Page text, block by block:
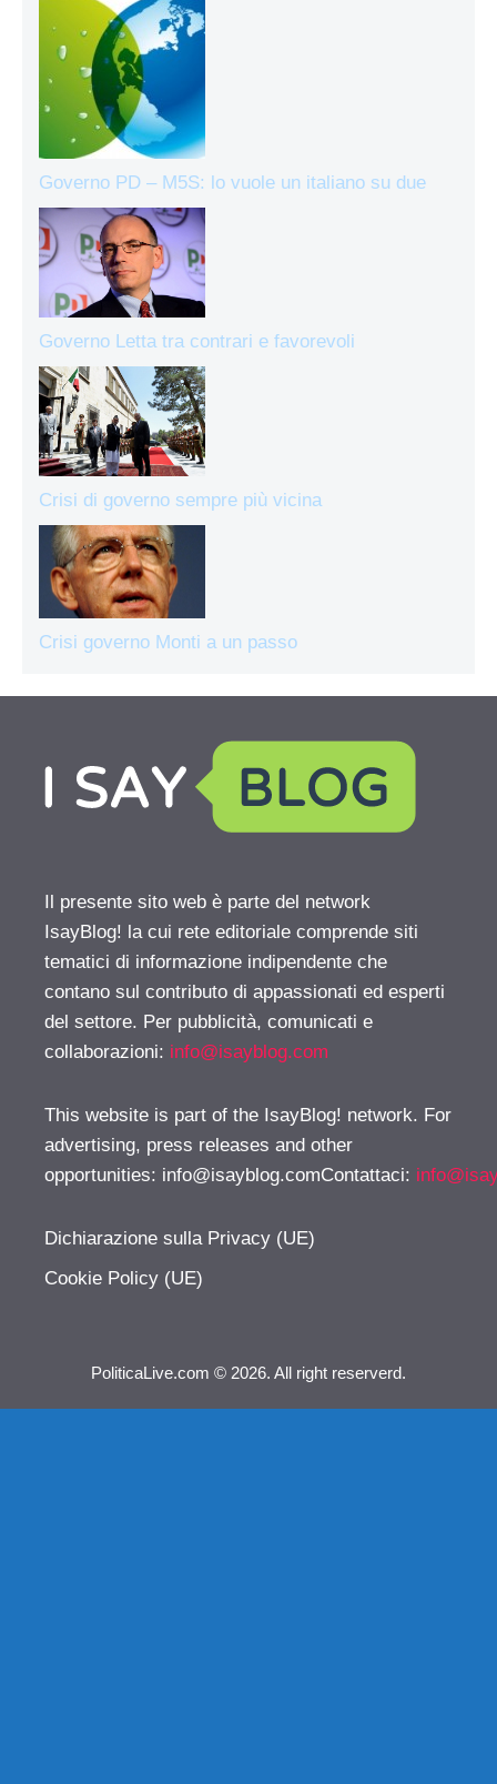
Governo PD – M5S: lo vuole un italiano su due
Governo Letta tra contrari e favorevoli
Crisi di governo sempre più vicina
Crisi governo Monti a un passo
Il presente sito web è parte del network
IsayBlog! la cui rete editoriale comprende siti
tematici di informazione indipendente che
contano sul contributo di appassionati ed esperti
del settore. Per pubblicità, comunicati e
collaborazioni: info@isayblog.com
This website is part of the IsayBlog! network. For
advertising, press releases and other
opportunities: info@isayblog.comContattaci:
Dichiarazione sulla Privacy (UE)
Cookie Policy (UE)
PoliticaLive.com © 2026. All right reserverd.